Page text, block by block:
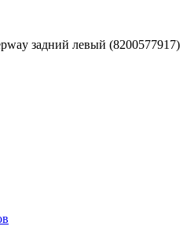
задний левый (8200577917)